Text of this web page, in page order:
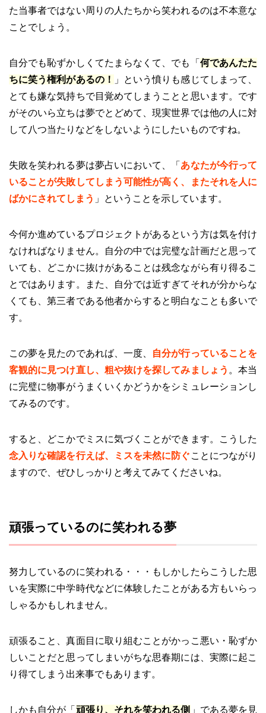
た当事者ではない周りの人たちから笑われるのは不本意な
ことでしょう。
自分でも恥ずかしくてたまらなくて、でも「 何であんたた
ちに笑う権利があるの！
」という憤りも感じてしまって、
とても嫌な気持ちで目覚めてしまうことと思います。です
がそのいら立ちは夢でとどめて、現実世界では他の人に対
して八つ当たりなどをしないようにしたいものですね。
失敗を笑われる夢は夢占いにおいて、「 あなたが今行って
いることが失敗してしまう可能性が高く、またそれを人に
ばかにされてしまう 」ということを示しています。
今何か進めているプロジェクトがあるという方は気を付け
なければなりません。自分の中では完璧な計画だと思って
いても、どこかに抜けがあることは残念ながら有り得るこ
とではあります。また、自分では近すぎてそれが分からな
くても、第三者である他者からすると明白なことも多いで
す。
この夢を見たのであれば、一度、
自分が行っていることを
客観的に見つけ直し、粗や抜けを探してみましょう 。本当
に完璧に物事がうまくいくかどうかをシミュレーションし
てみるのです。
すると、どこかでミスに気づくことができます。こうした
念入りな確認を行えば、ミスを未然に防ぐ ことにつながり
ますので、ぜひしっかりと考えてみてくださいね。
頑張っているのに笑われる夢
努力しているのに笑われる・・・もしかしたらこうした思
いを実際に中学時代などに体験したことがある方もいらっ
しゃるかもしれません。
頑張ること、真面目に取り組むことがかっこ悪い・恥ずか
しいことだと思ってしまいがちな思春期には、実際に起こ
り得てしまう出来事でもあります。
しかも自分が「 頑張り、それを笑われる側 」である夢を見